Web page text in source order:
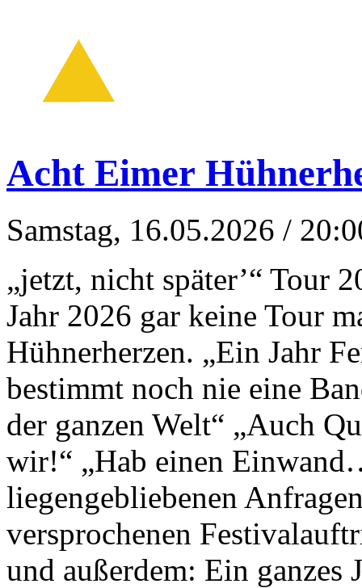
Acht Eimer
Samstag, 16.05.2026 /
„jetzt, nicht später’“ Tour
Jahr 2026 gar keine Tour
Hühnerherzen. „Ein Jahr
bestimmt noch nie eine
der ganzen Welt“ „Auch
wir!“ „Hab einen
liegengebliebenen
versprochenen
und außerdem: Ein ganzes